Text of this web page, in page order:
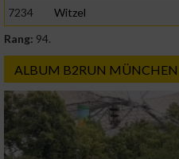
7234
Witzel
Rang: 94.
ALBUM B2RUN MÜNCHEN
Notwendig
Performance
Funktional